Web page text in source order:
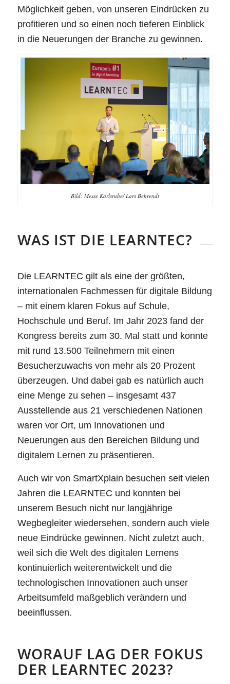
Möglichkeit geben, von unseren Eindrücken zu
profitieren und so einen noch tieferen Einblick
in die Neuerungen der Branche zu gewinnen.
Bild: Messe Karlsruhe/ Lars Behrendt
WAS IST DIE LEARNTEC?
Die LEARNTEC gilt als eine der größten,
internationalen Fachmessen für digitale Bildung
– mit einem klaren Fokus auf Schule,
Hochschule und Beruf. Im Jahr 2023 fand der
Kongress bereits zum 30. Mal statt und konnte
mit rund 13.500 Teilnehmern mit einen
Besucherzuwachs von mehr als 20 Prozent
überzeugen. Und dabei gab es natürlich auch
eine Menge zu sehen – insgesamt 437
Ausstellende aus 21 verschiedenen Nationen
waren vor Ort, um Innovationen und
Neuerungen aus den Bereichen Bildung und
digitalem Lernen zu präsentieren.
Auch wir von SmartXplain besuchen seit vielen
Jahren die LEARNTEC und konnten bei
unserem Besuch nicht nur langjährige
Wegbegleiter wiedersehen, sondern auch viele
neue Eindrücke gewinnen. Nicht zuletzt auch,
weil sich die Welt des digitalen Lernens
kontinuierlich weiterentwickelt und die
technologischen Innovationen auch unser
Arbeitsumfeld maßgeblich verändern und
beeinflussen.
WORAUF LAG DER FOKUS
DER LEARNTEC 2023?